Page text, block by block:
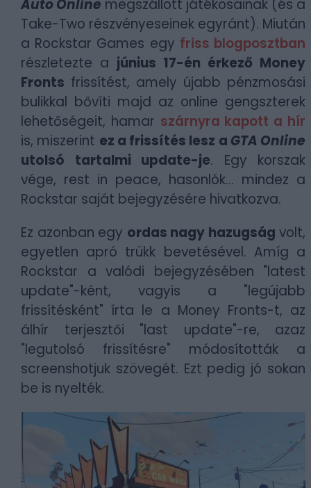
Auto Online megszállott játékosainak (és a
Take-Two részvényeseinek egyránt). Miután
a Rockstar Games egy friss blogposztban
részletezte a június 17-én érkező Money
Fronts frissítést, amely újabb pénzmosási
bulikkal bővíti majd az online gengszterek
lehetőségeit, hamar szárnyra kapott a hír
is, miszerint ez a frissítés lesz a GTA Online
utolsó tartalmi update-je. Egy korszak
vége, rest in peace, hasonlók... mindez a
Rockstar saját bejegyzésére hivatkozva.
Ez azonban egy ordas nagy hazugság volt,
egyetlen apró trükk bevetésével. Amíg a
Rockstar a valódi bejegyzésében "latest
update"-ként, vagyis a "legújabb
frissítésként" írta le a Money Fronts-t, az
álhír terjesztői "last update"-re, azaz
"legutolsó frissítésre" módosították a
screenshotjuk szövegét. Ezt pedig jó sokan
be is nyelték.